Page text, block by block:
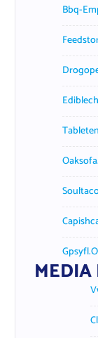
Bbq-